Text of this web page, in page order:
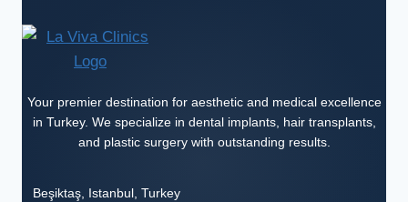
Your premier destination for aesthetic and medical excellence
in Turkey. We specialize in dental implants, hair transplants,
and plastic surgery with outstanding results.
Beşiktaş, Istanbul, Turkey